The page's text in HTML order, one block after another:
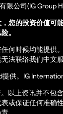
限公司(IG Group
您的投资价值可
。
何时候均能提供
法联络我们中文服
供。IG
以上资讯并不包
或保证任何准确